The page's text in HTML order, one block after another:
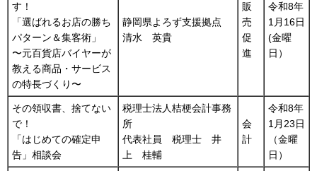
す！
「選ばれるお店の勝ち
パターン＆集客術」
〜元百貨店バイヤーが
教える商品・サービス
の特長づくり〜
静岡県よろず支援拠点
清水 英貴
販
売
促
進
令和8年
1月16日
(金曜
日）
その領収書、捨てない
で！
「はじめての確定申
告」相談会
税理士法人桔梗会計事務
所
代表社員 税理士 井
上 桂輔
会
計
令和8年
1月23日
（金曜
日）